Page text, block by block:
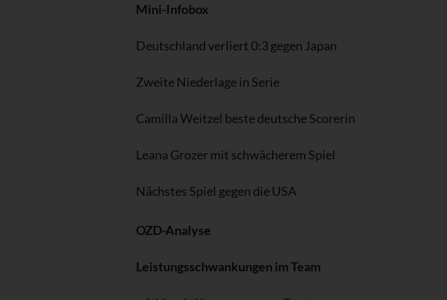
Mini-Infobox
Deutschland verliert 0:3 gegen Japan
Zweite Niederlage in Serie
Camilla Weitzel beste deutsche Scorerin
Leana Grozer mit schwächerem Spiel
Nächstes Spiel gegen die USA
OZD-Analyse
Leistungsschwankungen im Team